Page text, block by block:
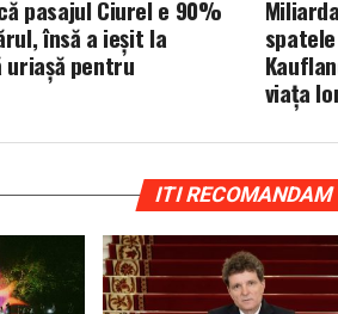
viața
pasajul Ciurel e 90%
însă a ieșit la
uriașă pentru
ITI RECOMANDAM